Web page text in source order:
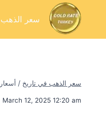
سعر الذهب
سعر الذهب في تاريخ / أسعار الذهب
March 12, 2025 12:20 am